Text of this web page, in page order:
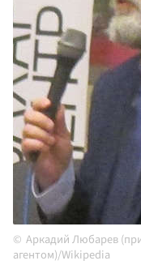
Аркадий Любарев
агентом)/Wikipedia